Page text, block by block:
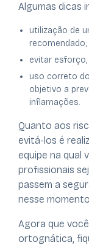
Algumas dicas
utilização de
recomendado;
evitar
uso correto
objetivo a
inflamações.
Quanto aos
evitá-los é
equipe na qual
profissionais
passem a
nesse
Agora que
ortognática,